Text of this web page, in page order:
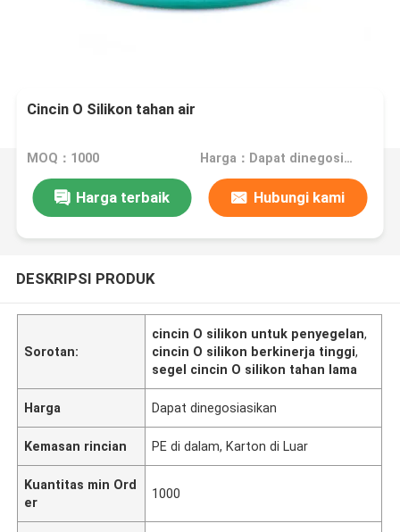
Cincin O Silikon tahan air
MOQ：1000 Harga：Dapat dinegosiasikan
Harga terbaik Hubungi kami
DESKRIPSI PRODUK
Sorotan:
cincin O silikon untuk penyegelan,
cincin O silikon berkinerja tinggi,
segel cincin O silikon tahan lama
Harga Dapat dinegosiasikan
Kemasan rincian PE di dalam, Karton di Luar
Kuantitas min Ord
er
1000